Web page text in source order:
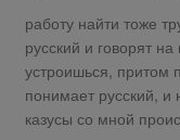
работу найти тоже
русский и говорят
устроишься, притом
понимает русский, и
казусы со мной